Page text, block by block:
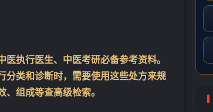
执行医生、中医考研必备参考资料。
分类和诊断时，需要使用这些处方来规
组成等查高级检索。